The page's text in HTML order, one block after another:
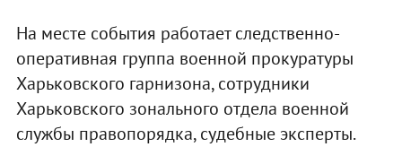
На месте события работает следственно-
оперативная группа военной прокуратуры
Харьковского гарнизона, сотрудники
Харьковского зонального отдела военной
службы правопорядка, судебные эксперты.